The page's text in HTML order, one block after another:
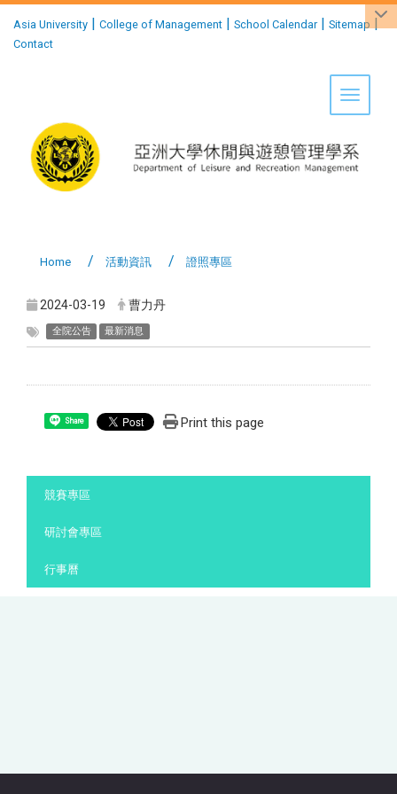
Asia University | College of Management | School Calendar| Sitemap |
Contact
Toggle
Home 活動資訊 證照專區
2024-03-19 曹力丹
全院公告 最新消息
Share Print this page
競賽專區
研討會專區
行事曆